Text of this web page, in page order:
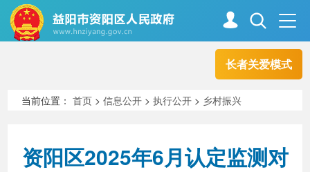
长者关爱模式
走进资阳
当前位置：首页 >信息公开 >执行公开 > 乡村振兴
资阳区2025年6月认定监测对